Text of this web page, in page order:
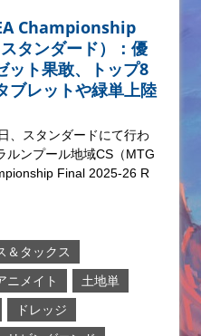
Championship
タンダード）：優
ット果敢、トップ8
ブレットや緑単上陸
、スタンダードにて行わ
ルンプール地域CS（MTG
Final 2025-26 R
＆タックス
ニメイト
土地単
ドレッジ